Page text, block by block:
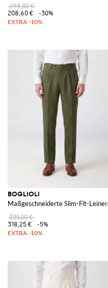
298,00 €
208,60 €
-30%
BOGLIOLI
Maßgeschneiderte Slim-Fit-
335,00 €
318,25 €
-5%